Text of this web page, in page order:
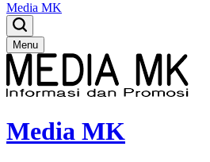
Media MK
Menu
Media MK